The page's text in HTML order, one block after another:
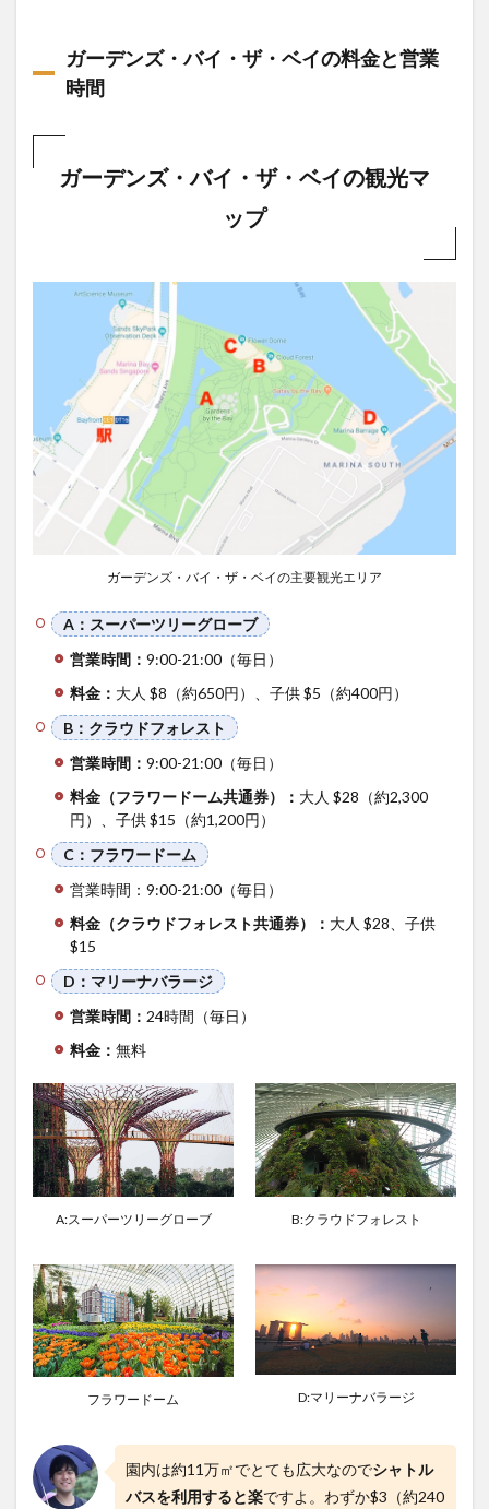
2.2
クラ
ト
ム
neuron
の電動
キック
ボード
で海沿
いを快
走
2.5
3
ガー
デン
ズ・
バ
ザ・
に行
く前
に知
って
おき
たい
情報
3.1
ガー
ズ・
イ・
ザ・
ベイ
観光
の所
要時
間と
周る
順番
3.2
ズ・
バ
イ・
ザ・
ベイ
で無
料で
アク
ティ
ビテ
ガーデンズ・バイ・ザ・ベイの料金と営業
時間
ガーデンズ・バイ・ザ・ベイの観光マ
ップ
ガーデンズ・バイ・ザ・ベイの主要観光エリア
A：スーパーツリーグローブ
営業時間： 9:00-21:00（毎日）
料金： 大人 $8（約650円）、子供 $5（約400円）
B：クラウドフォレスト
営業時間： 9:00-21:00（毎日）
料金（フラワードーム共通券）： 大人 $28（約2,300
円）、子供 $15（約1,200円）
C：フラワードーム
営業時間：9:00-21:00（毎日）
料金（クラウドフォレスト共通券）： 大人 $28、子供
$15
D：マリーナバラージ
営業時間： 24時間（毎日）
料金： 無料
A:スーパーツリーグローブ B:クラウドフォレスト
フラワードーム D:マリーナバラージ
園内は約11万㎡でとても広大なのでシャトル
バスを利用すると楽ですよ。わずか$3（約240